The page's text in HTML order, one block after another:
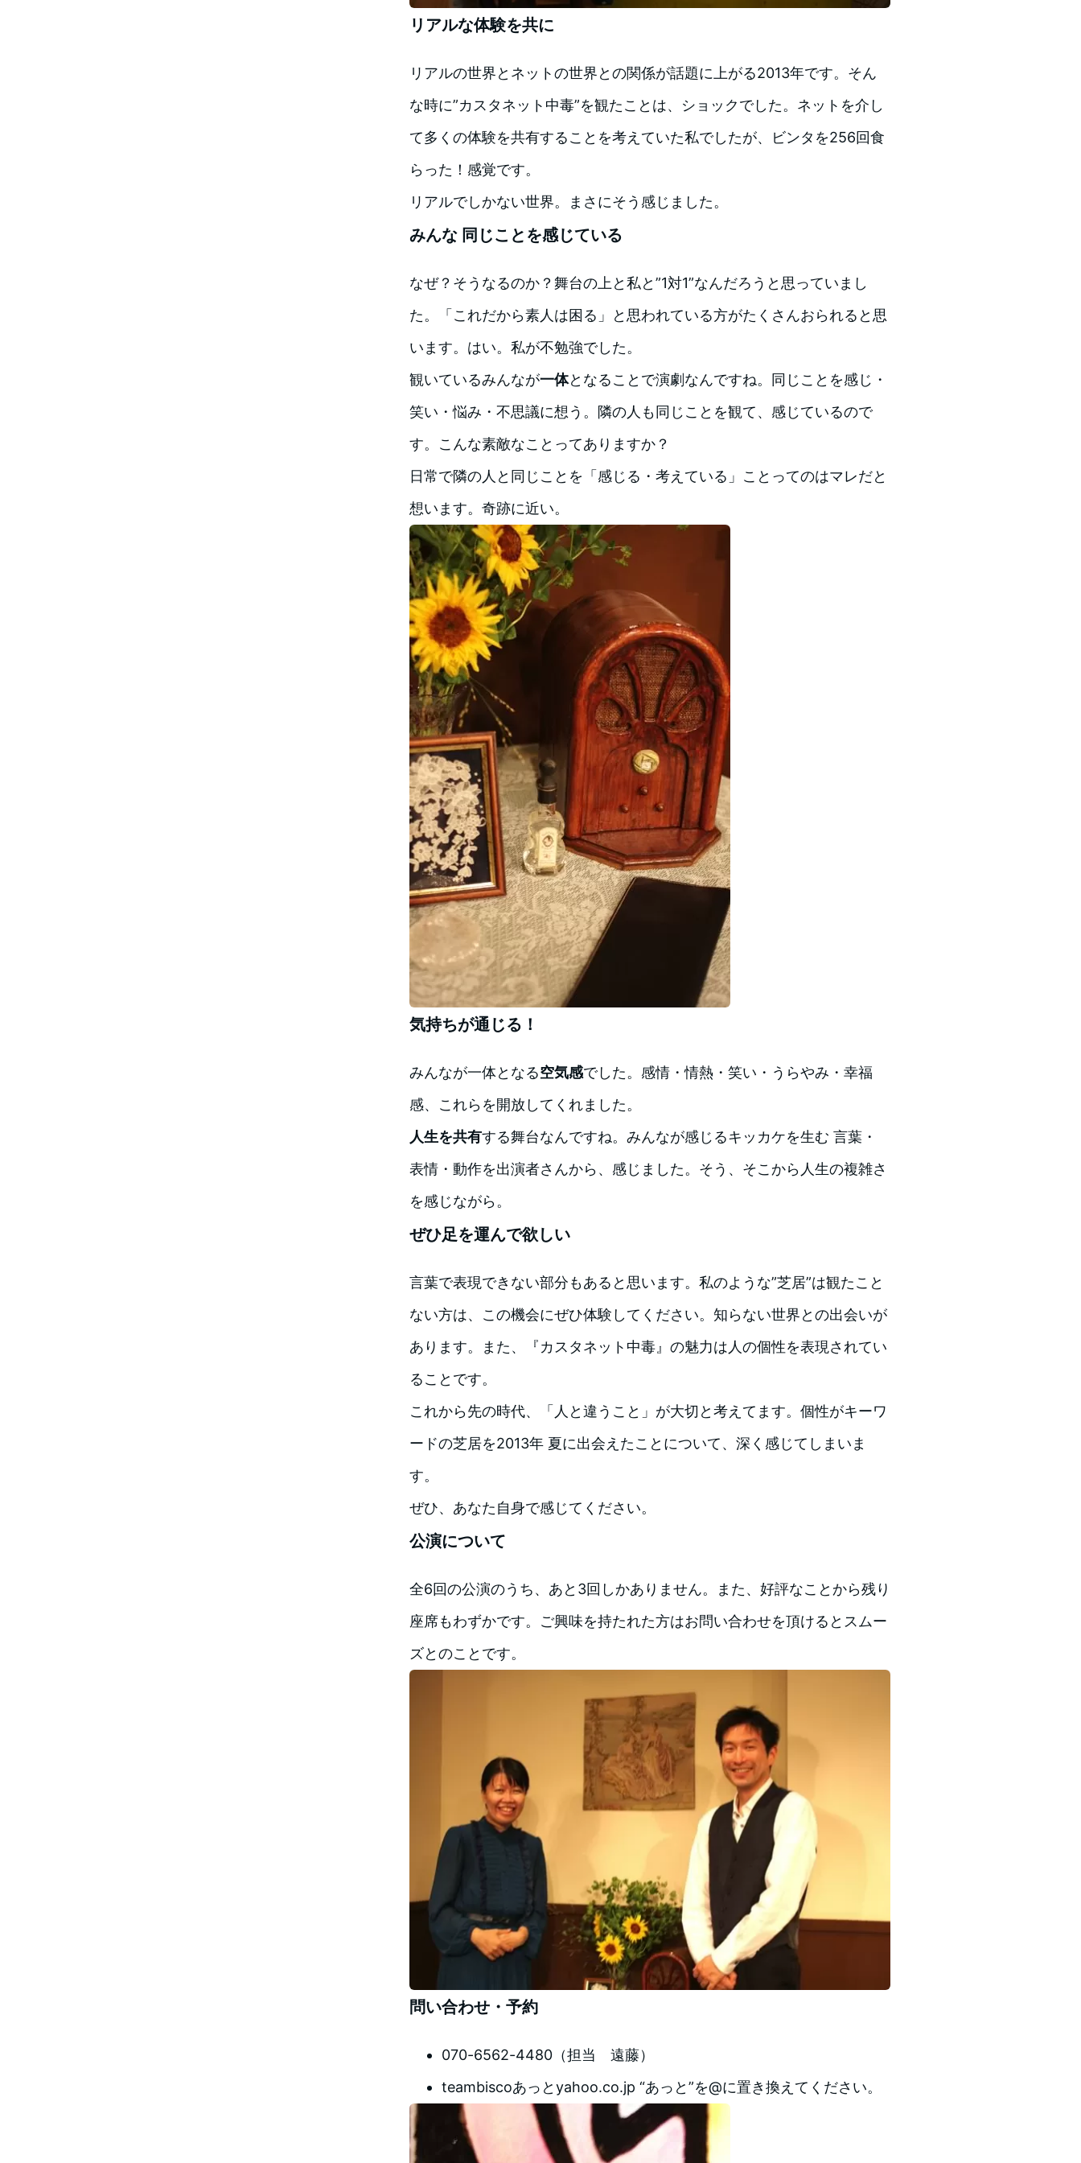
リアルな体験を共に
リアルの世界とネットの世界との関係が話題に上がる2013年です。そん
な時に”カスタネット中毒”を観たことは、ショックでした。ネットを介し
て多くの体験を共有することを考えていた私でしたが、ビンタを256回食
らった！感覚です。
リアルでしかない世界。まさにそう感じました。
みんな 同じことを感じている
なぜ？そうなるのか？舞台の上と私と”1対1”なんだろうと思っていまし
た。「これだから素人は困る」と思われている方がたくさんおられると思
います。はい。私が不勉強でした。
観いているみんなが一体となることで演劇なんですね。同じことを感じ・
笑い・悩み・不思議に想う。隣の人も同じことを観て、感じているので
す。こんな素敵なことってありますか？
日常で隣の人と同じことを「感じる・考えている」ことってのはマレだと
想います。奇跡に近い。
気持ちが通じる！
みんなが一体となる空気感でした。感情・情熱・笑い・うらやみ・幸福
感、これらを開放してくれました。
人生を共有する舞台なんですね。みんなが感じるキッカケを生む 言葉・
表情・動作を出演者さんから、感じました。そう、そこから人生の複雑さ
を感じながら。
ぜひ足を運んで欲しい
言葉で表現できない部分もあると思います。私のような”芝居”は観たこと
ない方は、この機会にぜひ体験してください。知らない世界との出会いが
あります。また、『カスタネット中毒』の魅力は人の個性を表現されてい
ることです。
これから先の時代、「人と違うこと」が大切と考えてます。個性がキーワ
ードの芝居を2013年 夏に出会えたことについて、深く感じてしまいま
す。
ぜひ、あなた自身で感じてください。
公演について
全6回の公演のうち、あと3回しかありません。また、好評なことから残り
座席もわずかです。ご興味を持たれた方はお問い合わせを頂けるとスムー
ズとのことです。
問い合わせ・予約
070-6562-4480（担当 遠藤）
teambiscoあっとyahoo.co.jp “あっと”を@に置き換えてください。